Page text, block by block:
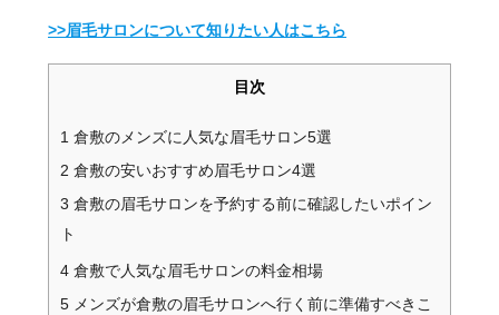
>>眉毛サロンについて知りたい人はこちら
目次
1 倉敷のメンズに人気な眉毛サロン5選
2 倉敷の安いおすすめ眉毛サロン4選
3 倉敷の眉毛サロンを予約する前に確認したいポイン
ト
4 倉敷で人気な眉毛サロンの料金相場
5 メンズが倉敷の眉毛サロンへ行く前に準備すべきこ